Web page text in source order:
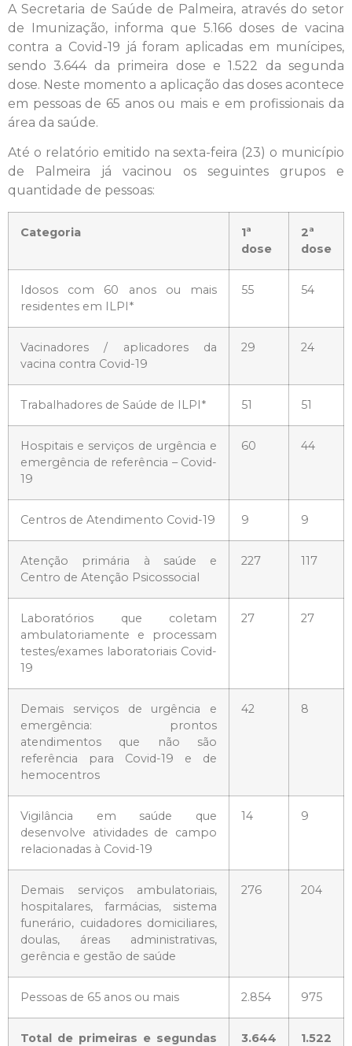
A Secretaria de Saúde de Palmeira, através do setor
de Imunização, informa que 5.166 doses de vacina
contra a Covid-19 já foram aplicadas em munícipes,
sendo 3.644 da primeira dose e 1.522 da segunda
dose. Neste momento a aplicação das doses acontece
em pessoas de 65 anos ou mais e em profissionais da
área da saúde.
Até o relatório emitido na sexta-feira (23) o município
de Palmeira já vacinou os seguintes grupos e
quantidade de pessoas:
Categoria
1ª
dose
2ª
dose
Idosos com 60 anos ou mais
residentes em ILPI*
55 54
Vacinadores / aplicadores da
vacina contra Covid-19
29 24
Trabalhadores de Saúde de ILPI* 51 51
Hospitais e serviços de urgência e
emergência de referência – Covid-
19
60 44
Centros de Atendimento Covid-19 9 9
Atenção primária à saúde e
Centro de Atenção Psicossocial
227 117
Laboratórios que coletam
ambulatoriamente e processam
testes/exames laboratoriais Covid-
19
27 27
Demais serviços de urgência e
emergência: prontos
atendimentos que não são
referência para Covid-19 e de
hemocentros
42 8
Vigilância em saúde que
desenvolve atividades de campo
relacionadas à Covid-19
14 9
Demais serviços ambulatoriais,
hospitalares, farmácias, sistema
funerário, cuidadores domiciliares,
doulas, áreas administrativas,
gerência e gestão de saúde
276 204
Pessoas de 65 anos ou mais 2.854 975
Total de primeiras e segundas
3.644 1.522